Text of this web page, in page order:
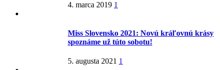
4. marca 2019 1
Miss Slovensko 2021: Novú kráľovnú krásy
spoznáme už túto sobotu!
5. augusta 2021 1